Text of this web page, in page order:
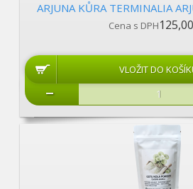
ARJUNA KŮRA TERMINALIA
Cena s DPH